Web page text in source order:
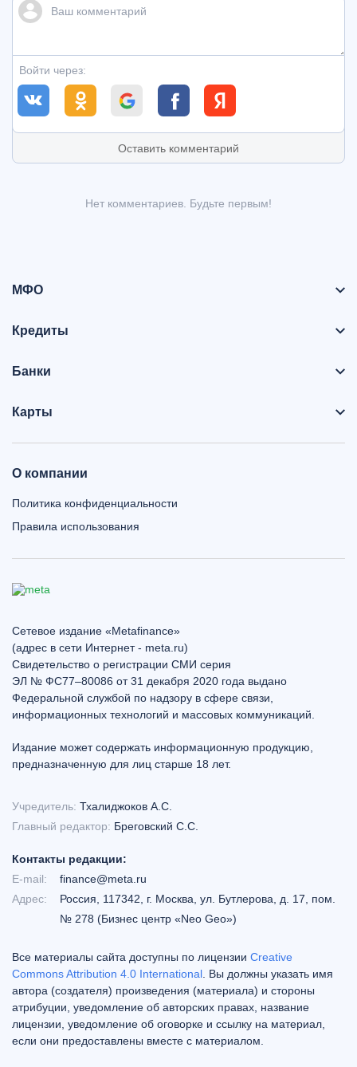
Войти через:
Оставить комментарий
Нет комментариев. Будьте первым!
МФО
Кредиты
Банки
Карты
О компании
Политика конфиденциальности
Правила использования
Сетевое издание «Metafinance»
(адрес в сети Интернет - meta.ru)
Свидетельство о регистрации СМИ серия
ЭЛ № ФС77–80086 от 31 декабря 2020 года выдано
Федеральной службой по надзору в сфере связи,
информационных технологий и массовых коммуникаций.
Издание может содержать информационную продукцию,
предназначенную для лиц старше 18 лет.
Учредитель: Тхалиджоков А.С.
Главный редактор: Бреговский С.С.
Контакты редакции:
E-mail:
finance@meta.ru
Адрес:
Россия, 117342, г. Москва, ул. Бутлерова, д. 17, пом.
№ 278 (Бизнес центр «Neo Geo»)
Все материалы сайта доступны по лицензии Creative
Commons Attribution 4.0 International . Вы должны указать имя
автора (создателя) произведения (материала) и стороны
атрибуции, уведомление об авторских правах, название
лицензии, уведомление об оговорке и ссылку на материал,
если они предоставлены вместе с материалом.